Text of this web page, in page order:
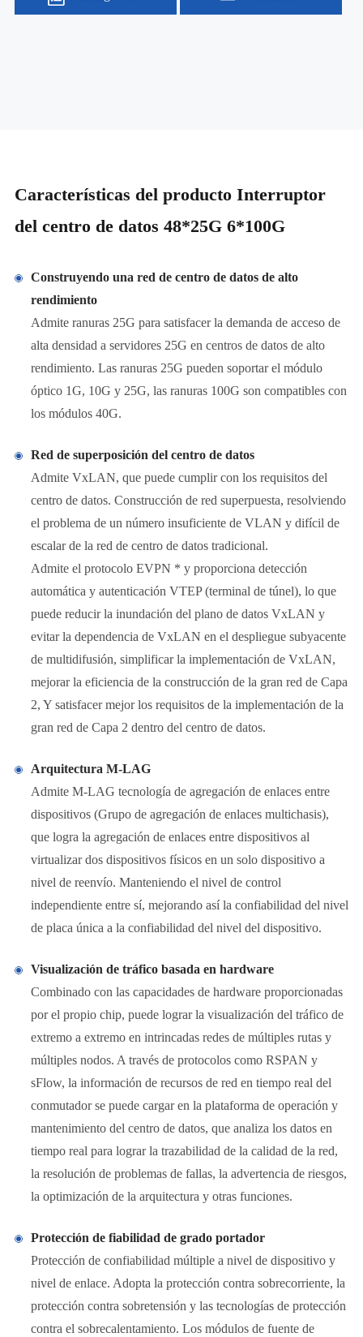
Características del producto Interruptor
del centro de datos 48*25G 6*100G
Construyendo una red de centro de datos de alto
rendimiento
Admite ranuras 25G para satisfacer la demanda de acceso de
alta densidad a servidores 25G en centros de datos de alto
rendimiento. Las ranuras 25G pueden soportar el módulo
óptico 1G, 10G y 25G, las ranuras 100G son compatibles con
los módulos 40G.
Red de superposición del centro de datos
Admite VxLAN, que puede cumplir con los requisitos del
centro de datos. Construcción de red superpuesta, resolviendo
el problema de un número insuficiente de VLAN y difícil de
escalar de la red de centro de datos tradicional.
Admite el protocolo EVPN * y proporciona detección
automática y autenticación VTEP (terminal de túnel), lo que
puede reducir la inundación del plano de datos VxLAN y
evitar la dependencia de VxLAN en el despliegue subyacente
de multidifusión, simplificar la implementación de VxLAN,
mejorar la eficiencia de la construcción de la gran red de Capa
2, Y satisfacer mejor los requisitos de la implementación de la
gran red de Capa 2 dentro del centro de datos.
Arquitectura M-LAG
Admite M-LAG tecnología de agregación de enlaces entre
dispositivos (Grupo de agregación de enlaces multichasis),
que logra la agregación de enlaces entre dispositivos al
virtualizar dos dispositivos físicos en un solo dispositivo a
nivel de reenvío. Manteniendo el nivel de control
independiente entre sí, mejorando así la confiabilidad del nivel
de placa única a la confiabilidad del nivel del dispositivo.
Visualización de tráfico basada en hardware
Combinado con las capacidades de hardware proporcionadas
por el propio chip, puede lograr la visualización del tráfico de
extremo a extremo en intrincadas redes de múltiples rutas y
múltiples nodos. A través de protocolos como RSPAN y
sFlow, la información de recursos de red en tiempo real del
conmutador se puede cargar en la plataforma de operación y
mantenimiento del centro de datos, que analiza los datos en
tiempo real para lograr la trazabilidad de la calidad de la red,
la resolución de problemas de fallas, la advertencia de riesgos,
la optimización de la arquitectura y otras funciones.
Protección de fiabilidad de grado portador
Protección de confiabilidad múltiple a nivel de dispositivo y
nivel de enlace. Adopta la protección contra sobrecorriente, la
protección contra sobretensión y las tecnologías de protección
contra el sobrecalentamiento. Los módulos de fuente de